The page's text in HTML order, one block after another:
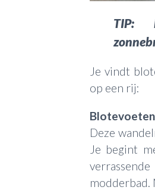
TIP:
Je vindt
op een rij:
Deze
Je begint
modderbad.